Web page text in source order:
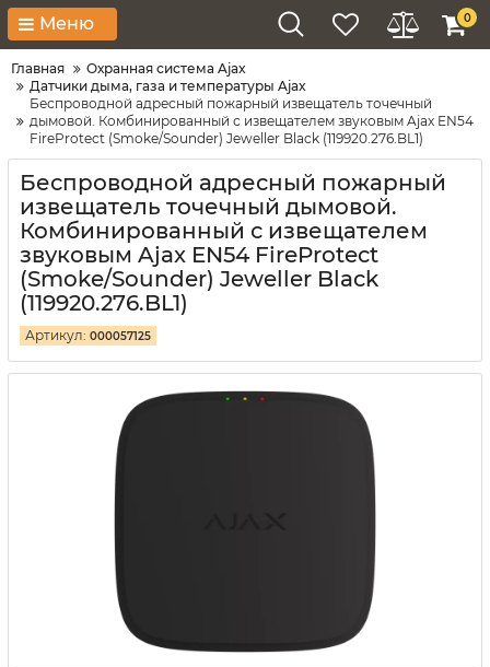
Меню 0
Главная
Охранная система Ajax
Датчики дыма, газа и температуры Ajax
Беспроводной адресный пожарный извещатель точечный
дымовой. Комбинированный с извещателем звуковым Ajax EN54
FireProtect (Smoke/Sounder) Jeweller Black (119920.276.BL1)
Беспроводной адресный пожарный
извещатель точечный дымовой.
Комбинированный с извещателем
звуковым Ajax EN54 FireProtect
(Smoke/Sounder) Jeweller Black
(119920.276.BL1)
Артикул: 000057125